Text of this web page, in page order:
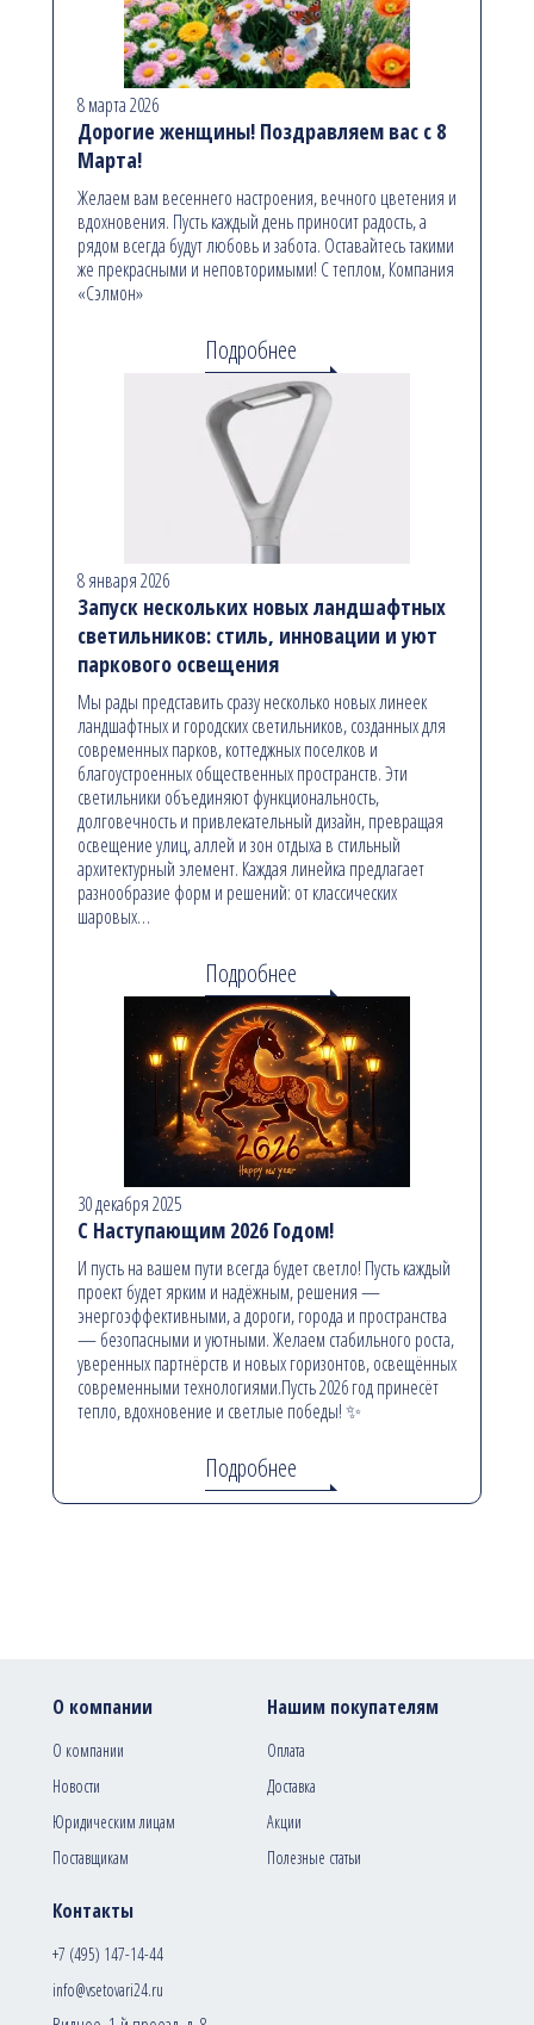
8 марта 2026
Дорогие женщины! Поздравляем вас с 8
Марта!
Желаем вам весеннего настроения, вечного цветения и
вдохновения. Пусть каждый день приносит радость, а
рядом всегда будут любовь и забота. Оставайтесь такими
же прекрасными и неповторимыми! С теплом, Компания
«Сэлмон»
Подробнее
8 января 2026
Запуск нескольких новых ландшафтных
светильников: стиль, инновации и уют
паркового освещения
Мы рады представить сразу несколько новых линеек
ландшафтных и городских светильников, созданных для
современных парков, коттеджных поселков и
благоустроенных общественных пространств. Эти
светильники объединяют функциональность,
долговечность и привлекательный дизайн, превращая
освещение улиц, аллей и зон отдыха в стильный
архитектурный элемент. Каждая линейка предлагает
разнообразие форм и решений: от классических
шаровых…
Подробнее
30 декабря 2025
С Наступающим 2026 Годом!
И пусть на вашем пути всегда будет светло! Пусть каждый
проект будет ярким и надёжным, решения —
энергоэффективными, а дороги, города и пространства
— безопасными и уютными. Желаем стабильного роста,
уверенных партнёрств и новых горизонтов, освещённых
современными технологиями.Пусть 2026 год принесёт
тепло, вдохновение и светлые победы! ✨
Подробнее
Контакты
+7 (495) 147-14-44
info@vsetovari24.ru
О компании
О компании
Новости
Юридическим лицам
Поставщикам
Нашим покупателям
Оплата
Доставка
Акции
Полезные статьи